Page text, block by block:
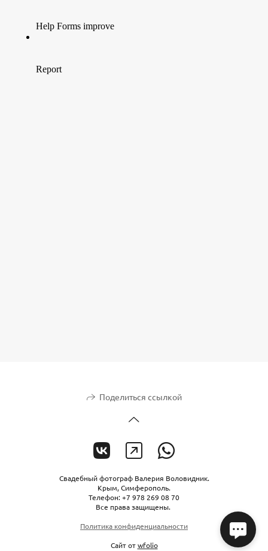
Поделиться ссылкой
Свадебный фотограф Валерия Воловидник.
Крым, Симферополь.
Телефон: +7 978 269 08 70
Все права защищены.
Политика конфиденциальности
Сайт отwfolio